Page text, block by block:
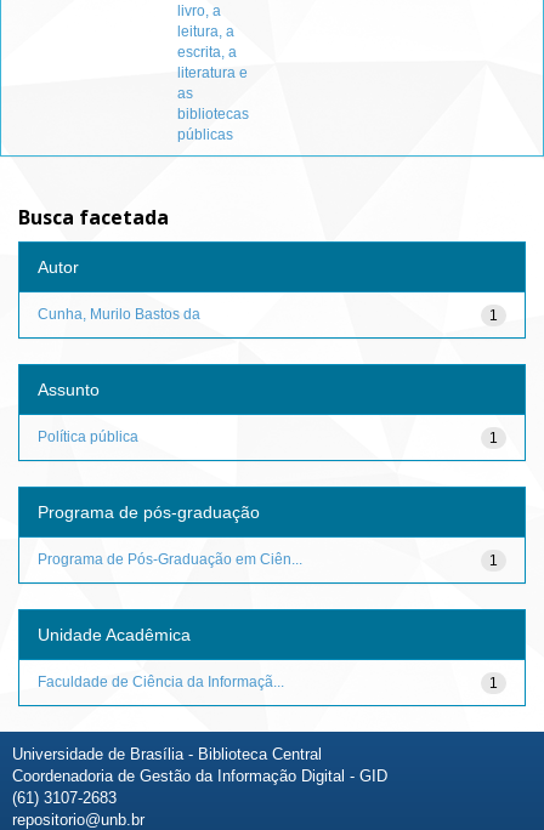
livro, a
leitura, a
escrita, a
literatura e
as
bibliotecas
públicas
Busca facetada
Autor
1
Cunha, Murilo Bastos da
Assunto
1
Política pública
Programa de pós-graduação
1
Programa de Pós-Graduação em Ciên...
Unidade Acadêmica
1
Faculdade de Ciência da Informaçã...
Universidade de Brasília - Biblioteca Central
Coordenadoria de Gestão da Informação Digital - GID
(61) 3107-2683
repositorio@unb.br